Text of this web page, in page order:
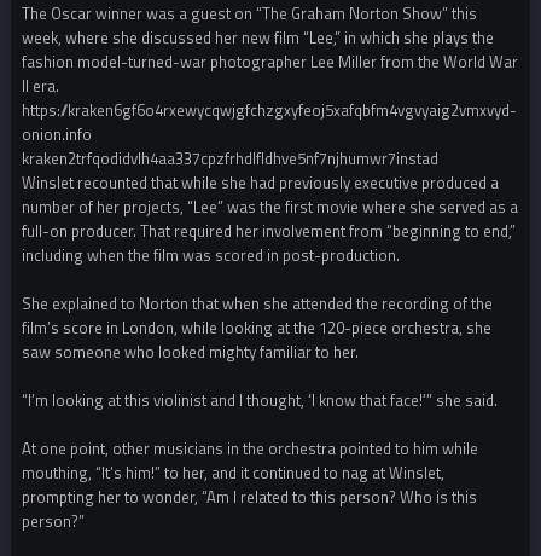
The Oscar winner was a guest on “The Graham Norton Show” this
week, where she discussed her new film “Lee,” in which she plays the
fashion model-turned-war photographer Lee Miller from the World War
II era.
https://kraken6gf6o4rxewycqwjgfchzgxyfeoj5xafqbfm4vgvyaig2vmxvyd-
onion.info
kraken2trfqodidvlh4aa337cpzfrhdlfldhve5nf7njhumwr7instad
Winslet recounted that while she had previously executive produced a
number of her projects, “Lee” was the first movie where she served as a
full-on producer. That required her involvement from “beginning to end,”
including when the film was scored in post-production.
She explained to Norton that when she attended the recording of the
film’s score in London, while looking at the 120-piece orchestra, she
saw someone who looked mighty familiar to her.
“I’m looking at this violinist and I thought, ‘I know that face!’” she said.
At one point, other musicians in the orchestra pointed to him while
mouthing, “It’s him!” to her, and it continued to nag at Winslet,
prompting her to wonder, “Am I related to this person? Who is this
person?”